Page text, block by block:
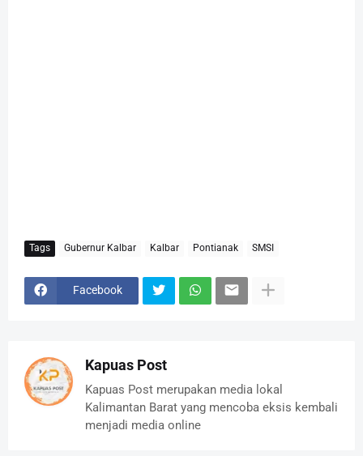
Tags Gubernur Kalbar Kalbar Pontianak SMSI
Facebook
Kapuas Post
Kapuas Post merupakan media lokal
Kalimantan Barat yang mencoba eksis kembali
menjadi media online